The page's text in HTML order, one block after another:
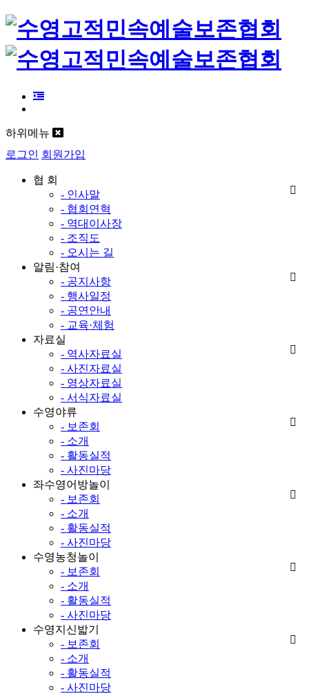
하위메뉴
로그인 회원가입
협 회
- 인사말
- 협회연혁
- 역대이사장
- 조직도
- 오시는 길
알림·참여
- 공지사항
- 행사일정
- 공연안내
- 교육·체험
자료실
- 역사자료실
- 사진자료실
- 영상자료실
- 서식자료실
수영야류
- 보존회
- 소개
- 활동실적
- 사진마당
좌수영어방놀이
- 보존회
- 소개
- 활동실적
- 사진마당
수영농청놀이
- 보존회
- 소개
- 활동실적
- 사진마당
수영지신밟기
- 보존회
- 소개
- 활동실적
- 사진마당